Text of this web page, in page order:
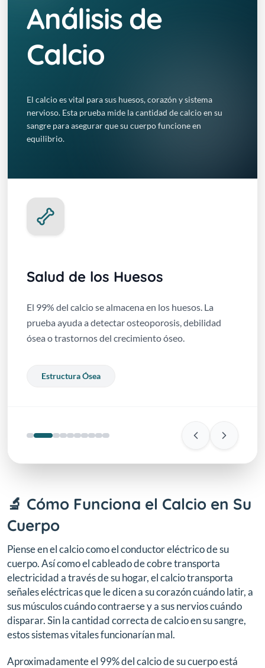
Análisis de
Calcio
El calcio es vital para sus huesos, corazón y sistema
nervioso. Esta prueba mide la cantidad de calcio en su
sangre para asegurar que su cuerpo funcione en
equilibrio.
Salud de los Huesos
El 99% del calcio se almacena en los huesos. La
prueba ayuda a detectar osteoporosis, debilidad
ósea o trastornos del crecimiento óseo.
Estructura Ósea
🔬 Cómo Funciona el Calcio en Su
Cuerpo
Piense en el calcio como el conductor eléctrico de su
cuerpo. Así como el cableado de cobre transporta
electricidad a través de su hogar, el calcio transporta
señales eléctricas que le dicen a su corazón cuándo latir, a
sus músculos cuándo contraerse y a sus nervios cuándo
disparar. Sin la cantidad correcta de calcio en su sangre,
estos sistemas vitales funcionarían mal.
Aproximadamente el 99% del calcio de su cuerpo está